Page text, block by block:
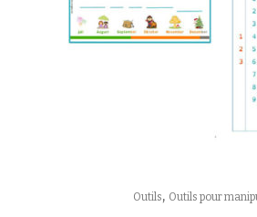
Outils, Outils pour